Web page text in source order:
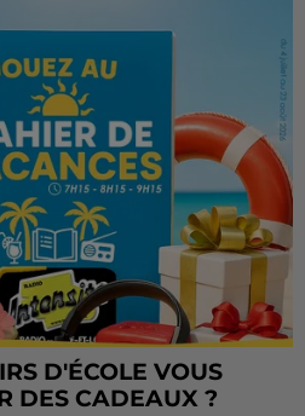
D'ÉCOLE VOUS
DES CADEAUX ?